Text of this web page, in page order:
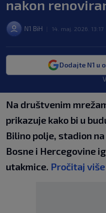
nakon
N1 BiH 14. maj. 2026. 13:17
Dodajte N1 u
Na društvenim
prikazuje kako bi u
Bilino polje, stadion
Bosne i Hercegovine
utakmice. Pročitaj više